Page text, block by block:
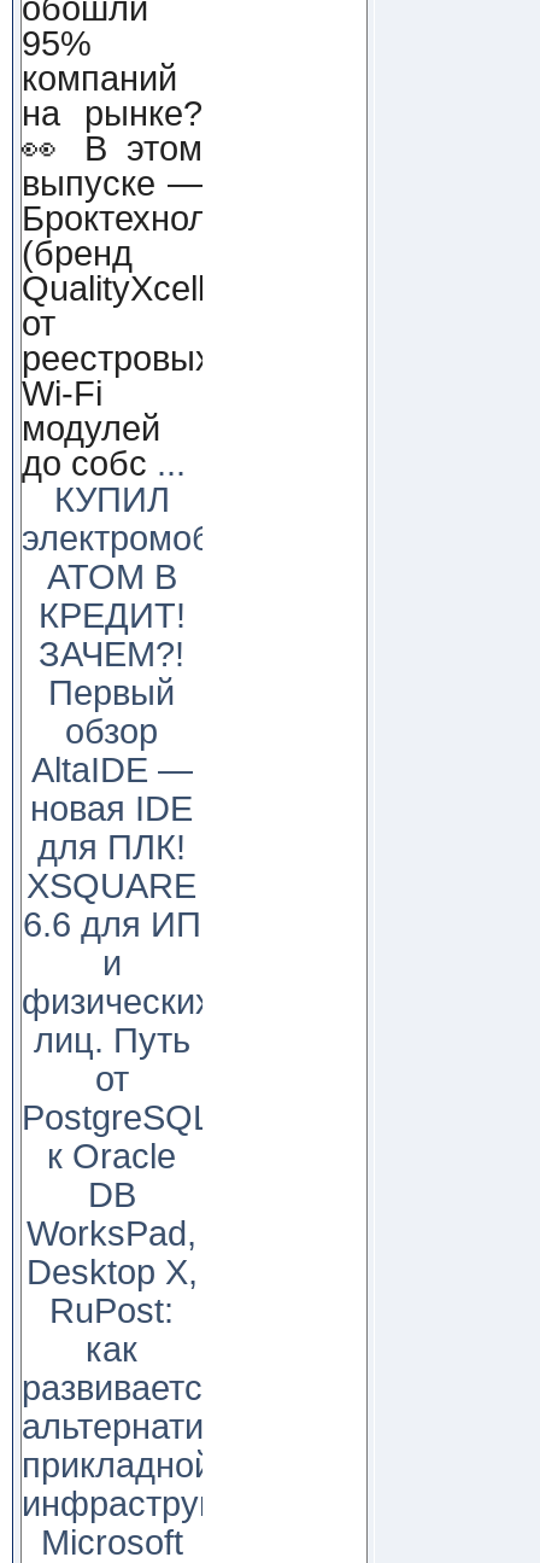
95%
компаний
на рынке?
👀 В этом
выпуске —
Броктехнолоджи
(бренд
QualityXcellence):
от
реестровых
Wi-Fi
модулей
до собс ...
КУПИЛ
электромобиль
АТОМ В
КРЕДИТ!
ЗАЧЕМ?!
Первый
обзор
AltaIDE —
новая IDE
для ПЛК!
XSQUARE
6.6 для ИП
и
физических
лиц. Путь
от
PostgreSQL
к Oracle
DB
WorksPad,
Desktop X,
RuPost:
как
развивается
альтернатива
прикладной
инфраструктуре
Microsoft